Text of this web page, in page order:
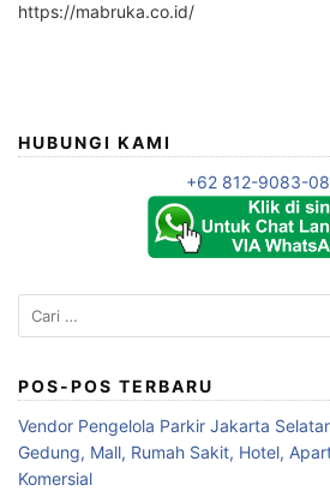
https://mabruka.co.id/
HUBUNGI KAMI
+62 812-9083-
Cari
untuk:
POS-POS TERBARU
Vendor Pengelola Parkir Jakarta
Gedung, Mall, Rumah Sakit, Hotel,
Komersial